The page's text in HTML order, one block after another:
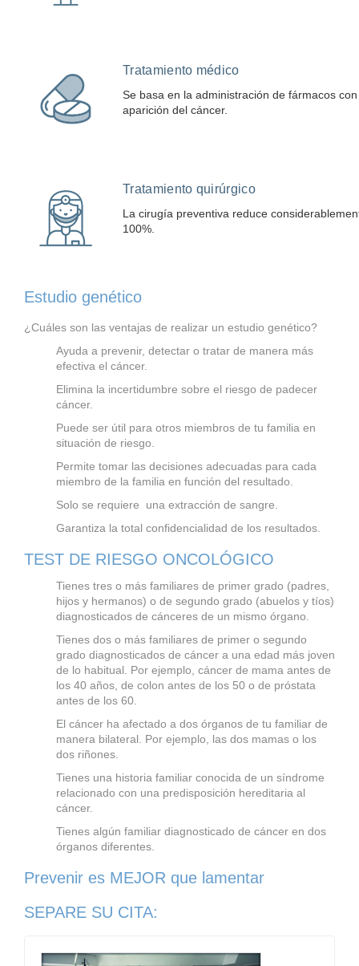
Tratamiento médico
Se basa en la administración de fármacos
aparición del cáncer.
Tratamiento quirúrgico
La cirugía preventiva reduce
100%.
Estudio genético
¿Cuáles son las ventajas de realizar un estudio genético?
Ayuda a prevenir, detectar o tratar de manera más
efectiva el cáncer.
Elimina la incertidumbre sobre el riesgo de padecer
cáncer.
Puede ser útil para otros miembros de tu familia en
situación de riesgo.
Permite tomar las decisiones adecuadas para cada
miembro de la familia en función del resultado.
Solo se requiere una extracción de sangre.
Garantiza la total confidencialidad de los resultados.
TEST DE RIESGO ONCOLÓGICO
Tienes tres o más familiares de primer grado (padres,
hijos y hermanos) o de segundo grado (abuelos y tíos)
diagnosticados de cánceres de un mismo órgano.
Tienes dos o más familiares de primer o segundo
grado diagnosticados de cáncer a una edad más joven
de lo habitual. Por ejemplo, cáncer de mama antes de
los 40 años, de colon antes de los 50 o de próstata
antes de los 60.
El cáncer ha afectado a dos órganos de tu familiar de
manera bilateral. Por ejemplo, las dos mamas o los
dos riñones.
Tienes una historia familiar conocida de un síndrome
relacionado con una predisposición hereditaria al
cáncer.
Tienes algún familiar diagnosticado de cáncer en dos
órganos diferentes.
Prevenir es MEJOR que lamentar
SEPARE SU CITA: